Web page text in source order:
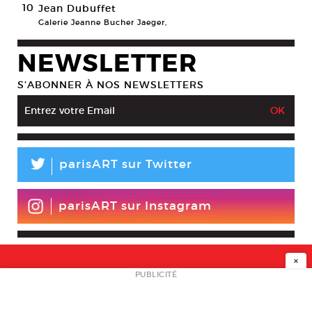
10 Jean Dubuffet
Galerie Jeanne Bucher Jaeger,
NEWSLETTER
S’ABONNER À NOS NEWSLETTERS
L parisART sur Twitter
parisART sur Instagram
NEWSLETTER
×
PUBLICITÉ